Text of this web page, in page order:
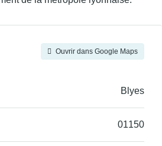
Ouvrir dans Google Maps
Blyes
01150